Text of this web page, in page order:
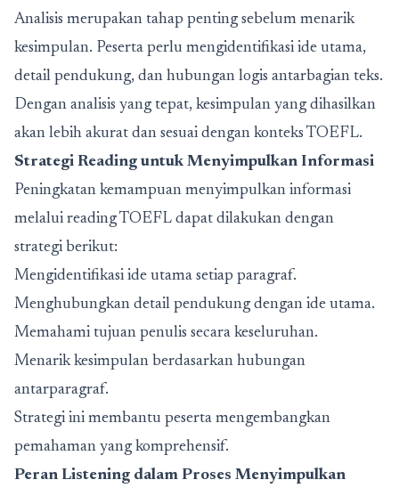
Analisis merupakan tahap penting sebelum menarik
kesimpulan. Peserta perlu mengidentifikasi ide utama,
detail pendukung, dan hubungan logis antarbagian teks.
Dengan analisis yang tepat, kesimpulan yang dihasilkan
akan lebih akurat dan sesuai dengan konteks TOEFL.
Strategi Reading untuk Menyimpulkan Informasi
Peningkatan kemampuan menyimpulkan informasi
melalui reading TOEFL dapat dilakukan dengan
strategi berikut:
Mengidentifikasi ide utama setiap paragraf.
Menghubungkan detail pendukung dengan ide utama.
Memahami tujuan penulis secara keseluruhan.
Menarik kesimpulan berdasarkan hubungan
antarparagraf.
Strategi ini membantu peserta mengembangkan
pemahaman yang komprehensif.
Peran Listening dalam Proses Menyimpulkan